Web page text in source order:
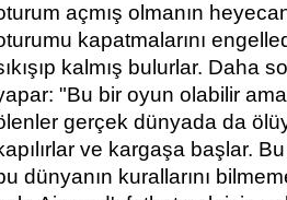
açmış olmanın
kapatmalarını
kalmış bulurlar. Daha
"Bu bir oyun olabilir
gerçek dünyada da
ve kargaşa başlar.
dünyanın kurallarını